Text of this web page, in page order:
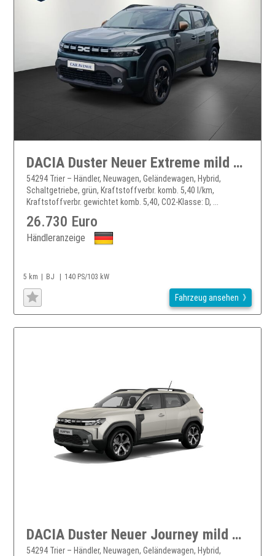
DACIA Duster Neuer Extreme mild hybrid 140
54294 Trier – Händler, Neuwagen, Geländewagen, Hybrid,
Schaltgetriebe, grün, Kraftstoffverbr. komb. 5,40 l/km,
Kraftstoffverbr. gewichtet komb. 5,40, CO2-Klasse: D, ...
26.730 Euro
Händleranzeige
5 km BJ 140 PS/103 kW
Fahrzeug ansehen
DACIA Duster Neuer Journey mild hybrid 140
54294 Trier – Händler, Neuwagen, Geländewagen, Hybrid,